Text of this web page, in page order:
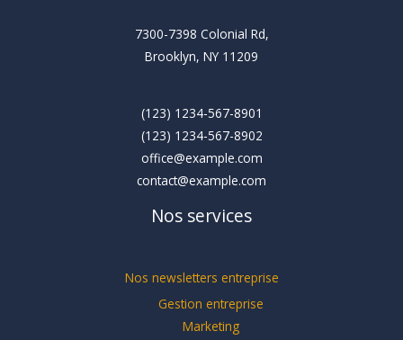
7300-7398 Colonial Rd,
Brooklyn, NY 11209
(123) 1234-567-8901
(123) 1234-567-8902
office@example.com
contact@example.com
Nos services
Nos newsletters entreprise
Gestion entreprise
Marketing